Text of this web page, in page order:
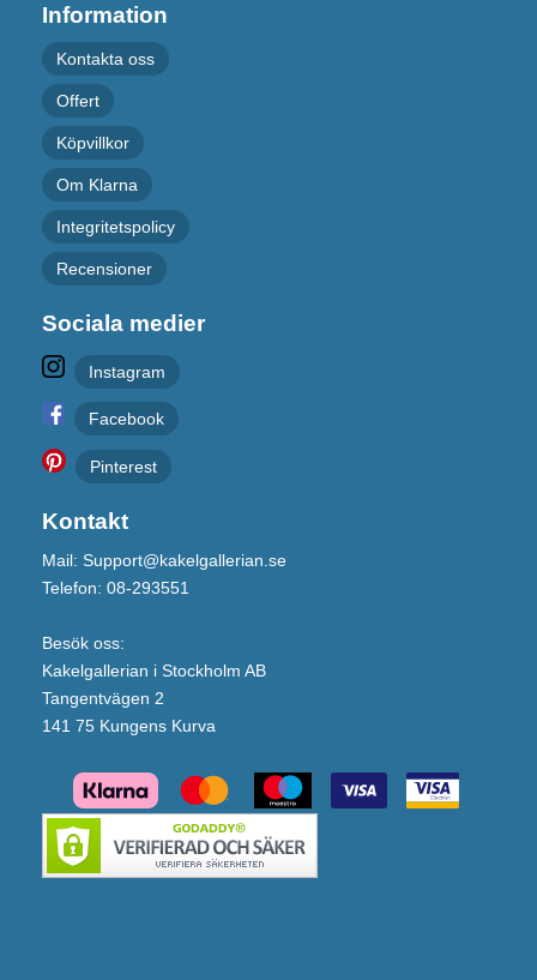
Information
Kontakta oss
Offert
Köpvillkor
Om Klarna
Integritetspolicy
Recensioner
Sociala medier
Instagram
Facebook
Pinterest
Kontakt
Mail: Support@kakelgallerian.se
Telefon: 08-293551
Besök oss:
Kakelgallerian i Stockholm AB
Tangentvägen 2
141 75 Kungens Kurva